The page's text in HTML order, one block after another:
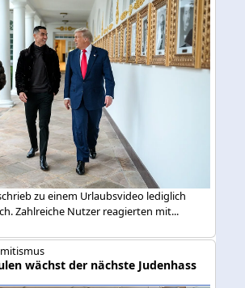
zu einem Urlaubsvideo lediglich
Zahlreiche Nutzer reagierten mit...
wächst der nächste Judenhass